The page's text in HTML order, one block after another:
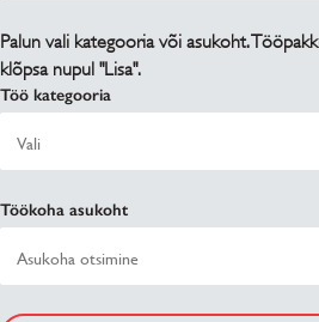
Palun vali kategooria või asukoht.
klõpsa nupul "Lisa".
Töö kategooria
Töökoha asukoht